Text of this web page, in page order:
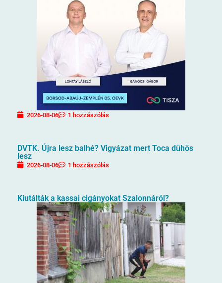
2026-08-06 1 hozzászólás
DVTK. Újra lesz balhé? Vigyázat mert Toca dühös
lesz
2026-08-06 1 hozzászólás
Kiutálták a kassai cigányokat Szalonnáról?